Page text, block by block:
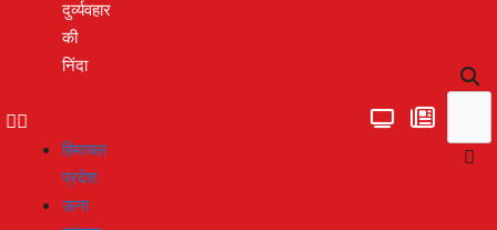
दुर्व्यवहार
की
निंदा
हिमाचल
प्रदेश
ऊना